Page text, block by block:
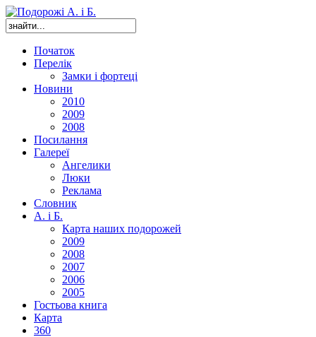
Початок
Перелік
Замки і фортеці
Новини
2010
2009
2008
Посилання
Галереї
Ангелики
Люки
Реклама
Словник
А. і Б.
Карта наших подорожей
2009
2008
2007
2006
2005
Гостьова книга
Карта
360